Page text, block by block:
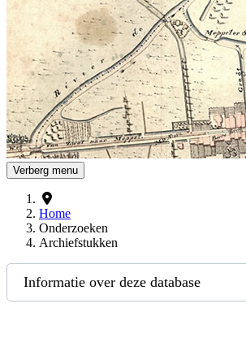
Verberg menu
Home
Onderzoeken
Archiefstukken
Informatie over deze database